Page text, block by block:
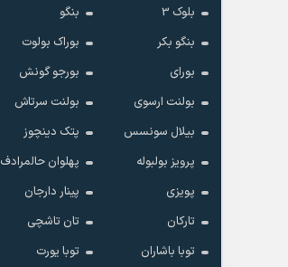
بلوک 3
بنگو
بنگو بکر
بوراک بولوت
بورای
بورجو گونش
بولنت ارسوی
بولنت سرتاش
بیلال سونسس
پتک دینچوز
پرویز بولبوله
پهلوان حالمرادف
پویزی
پینار دارجان
تارکان
تان تاشچی
توبا باشاران
توبا یورت